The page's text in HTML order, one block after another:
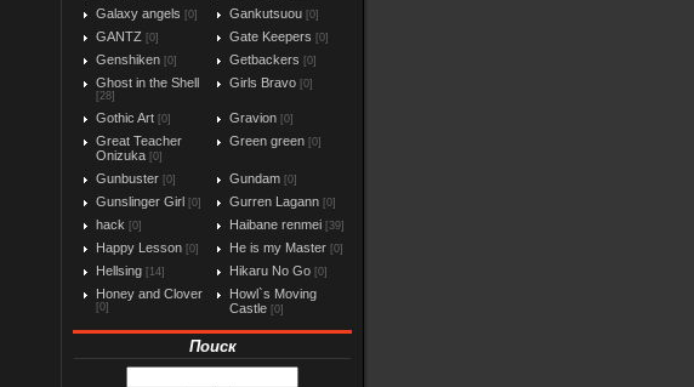
Galaxy angels [0] Gankutsuou [0]
GANTZ [0] Gate Keepers [0]
Genshiken [0] Getbackers [0]
Ghost in the Shell
[28]
Girls Bravo [0]
Gothic Art [0] Gravion [0]
Great Teacher
Onizuka [0]
Green green [0]
Gunbuster [0] Gundam [0]
Gunslinger Girl [0] Gurren Lagann [0]
hack [0] Haibane renmei [39]
Happy Lesson [0] He is my Master [0]
Hellsing [14] Hikaru No Go [0]
Honey and Clover
[0]
Howl`s Moving
Castle [0]
Поиск